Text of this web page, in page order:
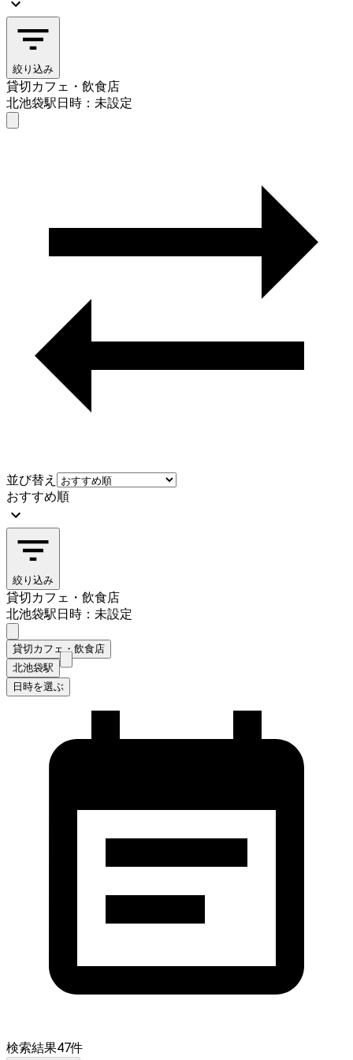
絞り込み
貸切カフェ・飲食店
北池袋駅日時：未設定
並び替え
おすすめ順
絞り込み
貸切カフェ・飲食店
北池袋駅日時：未設定
貸切カフェ・飲食店
北池袋駅
日時を選ぶ
検索結果47件